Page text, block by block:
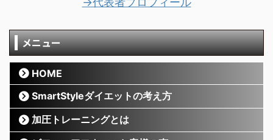
メニュー
HOME
SmartStyleダイエットの考え方
加圧トレーニングとは